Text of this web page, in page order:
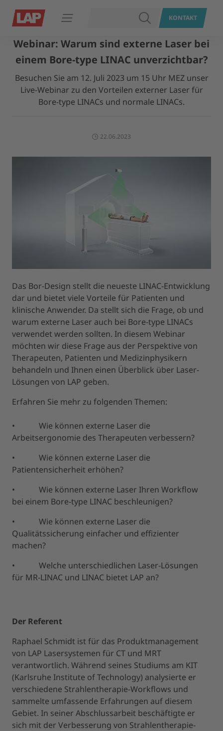
Navigation öffnen SUCHENKONTAKT
Webinar: Warum sind externe Laser bei
einem Bore-type LINAC unverzichtbar?
Besuchen Sie am 12. Juli 2023 um 15 Uhr MEZ unser
Live-Webinar zu den Vorteilen externer Laser für
Bore-type LINACs und normale LINACs.
22.06.2023
Das Bor-Design stellt die neueste LINAC-Entwicklung
dar und bietet viele Vorteile für Patienten und
klinische Anwender. Da stellt sich die Frage, ob und
warum externe Laser auch bei Bore-type LINACs
verwendet werden sollten. In diesem Webinar
möchten wir diese Frage aus der Perspektive von
Therapeuten, Patienten und Medizinphysikern
behandeln und Ihnen einen Überblick über Laser-
Lösungen von LAP geben.
Erfahren Sie mehr zu folgenden Themen:
• Wie können externe Laser die
Arbeitsergonomie des Therapeuten verbessern?
• Wie können externe Laser die
Patientensicherheit erhöhen?
• Wie können externe Laser Ihren Workflow
bei einem Bore-type LINAC beschleunigen?
• Wie können externe Laser die
Qualitätssicherung einfacher und effizienter
machen?
• Welche unterschiedlichen Laser-Lösungen
für MR-LINAC und LINAC bietet LAP an?
Der Referent
Raphael Schmidt ist für das Produktmanagement
von LAP Lasersystemen für CT und MRT
verantwortlich. Während seines Studiums am KIT
(Karlsruhe Institute of Technology) analysierte er
verschiedene Strahlentherapie-Workflows und
sammelte umfassende Erfahrungen auf diesem
Gebiet. In seiner Abschlussarbeit beschäftigte er
sich mit der Verbesserung von Strahlentherapie-